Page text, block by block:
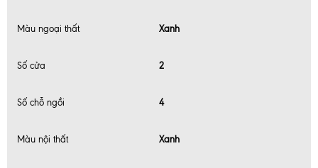
Màu ngoại thất Xanh
Số cửa 2
Số chỗ ngồi 4
Màu nội thất Xanh